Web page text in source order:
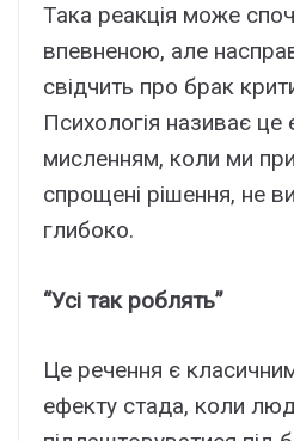
Така реакція може
впевненою, але
свідчить про брак
Психологія називає це
мисленням, коли ми
спрощені рішення, не
глибоко.
“Усі так роблять”
Це речення є
ефекту стада, коли